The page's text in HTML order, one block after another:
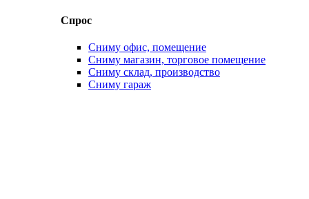
Спрос
Сниму офис, помещение
Сниму магазин, торговое помещение
Сниму склад, производство
Сниму гараж